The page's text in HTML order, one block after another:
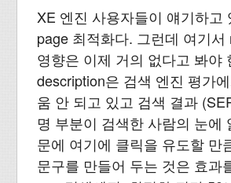
XE 엔진 사용자들이 얘기하고
page 최적화다. 그런데 여기서
영향은 이제 거의 없다고 봐야
description은 검색 엔진 평가
움 안 되고 있고 검색 결과
명 부분이 검색한 사람의 눈에
문에 여기에 클릭을 유도할 만
문구를 만들어 두는 것은 효과